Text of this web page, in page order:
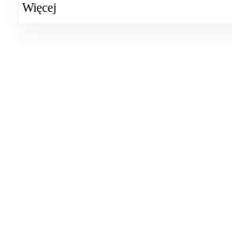
Więcej